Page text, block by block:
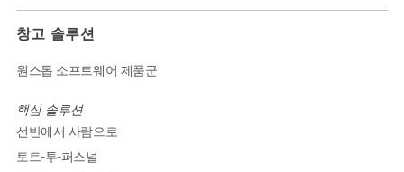
창고 솔루션
원스톱 소프트웨어 제품군
핵심 솔루션
선반에서 사람으로
토트-투-퍼스널